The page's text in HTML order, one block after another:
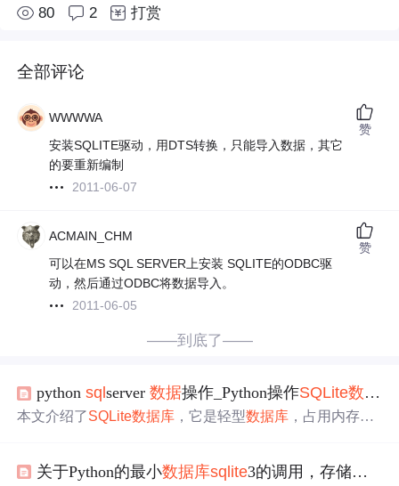
80 2 打赏
全部评论
WWWWA
安装SQLITE驱动，用DTS转换，只能导入数据，其它
的要重新编制
2011-06-07
赞
ACMAIN_CHM
可以在MS SQL SERVER上安装 SQLITE的ODBC驱
动，然后通过ODBC将数据导入。
2011-06-05
赞
——到底了——
pythonsqlserver数据操作_Python操作SQLite数据
本文介绍了SQLite数据库 ，它是轻型数据库 ，占用内存
及 SQLite的SQL语法与mysql基本一致，以及通过Pycharm
关于Python的最小数据库sqlite3的调用，存储，读取